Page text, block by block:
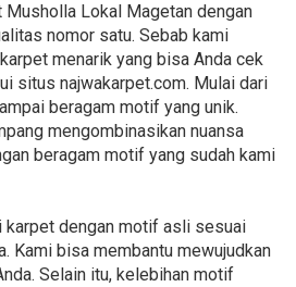
Lokal Magetan dengan
nomor satu. Sebab kami
menarik yang bisa Anda cek
situs najwakarpet.com. Mulai dari
beragam motif yang unik.
mengombinasikan nuansa
beragam motif yang sudah kami
karpet dengan motif asli sesuai
Kami bisa membantu mewujudkan
Selain itu, kelebihan motif